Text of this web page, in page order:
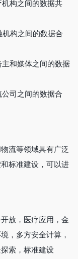
构之间的数据共
构之间的数据合
和媒体之间的数据
司之间的数据合
流等领域具有广泛
标准建设，可以进
放，医疗应用，金
，多方安全计算，
索，标准建设